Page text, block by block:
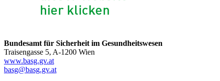
Bundesamt für Sicherheit im Gesundheitswesen
Traisengasse 5, A-1200 Wien
www.basg.gv.at
basg@basg.gv.at